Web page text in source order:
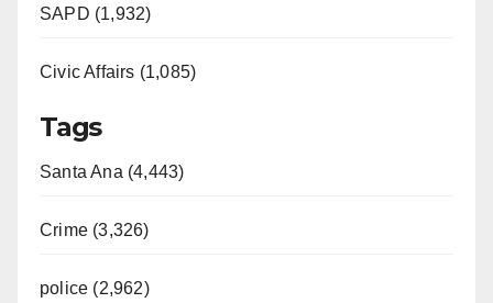
SAPD (1,932)
Civic Affairs (1,085)
Tags
Santa Ana (4,443)
Crime (3,326)
police (2,962)